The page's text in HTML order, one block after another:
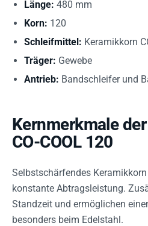
Länge: 480 mm
Korn: 120
Schleifmittel: Keramikkorn
Träger: Gewebe
Antrieb: Bandschleifer und
Kernmerkmale
CO-COOL 120
Selbstschärfendes Keramikkorn
konstante Abtragsleistung.
Standzeit und ermöglichen
besonders beim Edelstahl.